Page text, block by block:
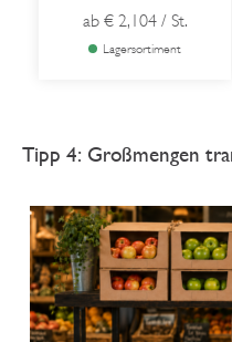
ab € 2,104 / St.
Lagersortiment
Tipp 4: Großmengen